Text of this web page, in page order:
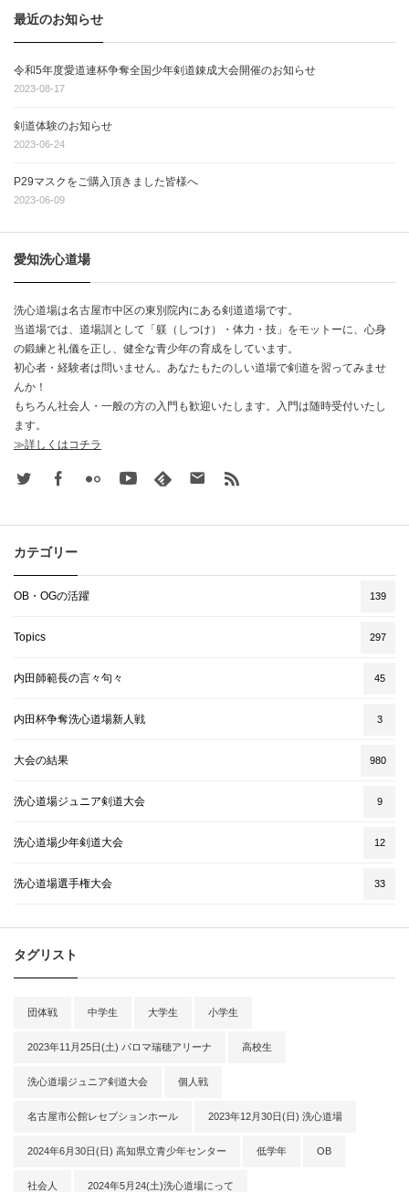
最近のお知らせ
令和5年度愛道連杯争奪全国少年剣道錬成大会開催のお知らせ
2023-08-17
剣道体験のお知らせ
2023-06-24
P29マスクをご購入頂きました皆様へ
2023-06-09
愛知洗心道場
洗心道場は名古屋市中区の東別院内にある剣道道場です。
当道場では、道場訓として「躾（しつけ）・体力・技」をモットーに、心身
の鍛練と礼儀を正し、健全な青少年の育成をしています。
初心者・経験者は問いません。あなたもたのしい道場で剣道を習ってみませ
んか！
もちろん社会人・一般の方の入門も歓迎いたします。入門は随時受付いたし
ます。
≫詳しくはコチラ
Twitter FacebookFlickr Youtube feedly Contact
カテゴリー
OB・OGの活躍 139
Topics 297
内田師範長の言々句々 45
内田杯争奪洗心道場新人戦 3
大会の結果 980
洗心道場ジュニア剣道大会 9
洗心道場少年剣道大会 12
洗心道場選手権大会 33
タグリスト
団体戦 中学生 大学生 小学生
2023年11月25日(土) パロマ瑞穂アリーナ 高校生
洗心道場ジュニア剣道大会 個人戦
名古屋市公館レセプションホール 2023年12月30日(日) 洗心道場
2024年6月30日(日) 高知県立青少年センター 低学年 OB
社会人 2024年5月24(土)洗心道場にって